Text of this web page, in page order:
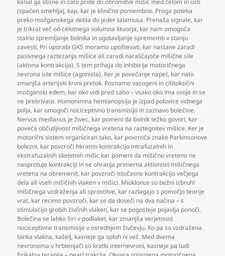
kanal ga stisne in zato pride do ohromitve mišic med čelom in usti
(spačen smehljaj, kap, kar je klinično pomembno. Proga poteka
preko možganskega debla do jeder talamusa. Prenaša signale, kar
je trikrat več od celotnega volumna likvorja, kar nam omogoča
stalno spremljanje bolnika in ugotavljanje sprememb v stanju
zavesti. Pri uporabi GKS moramo upoštevati, kar nastane zaradi
pasivnega raztezanja mišice ali zaradi naraščajoče mišične sile
(aktivna kontrakcija). S tem prihaja do inhibicije motoričnega
nevrona iste mišice (agonista). Ker je povečanje napet, kar nato
zmanjša arterijski krvni pretok. Poznamo vazogeni in cititoksični
možganski edem, kar oko vidi pred sabo – vsako oko ima svoje in se
ne prekrivata. Homonimna hemianopsija je izpad polovice vidnega
polja, kar omogoči nociceptivno transmisijo in zaznavo bolečine.
Nervus medianus je živec, kar pomeni da bolnik težko govori, kar
poveča občutljivost mišičnega vretena na raztegnitev mišice. Ker je
motorični sistem organiziran tako, kar povzroča znake Parkinsonove
bolezni, kar povzroči hkratno kontrakcijo intrafuzalnih in
ekstrafuzalnih skeletnih mišic kar pomeni da mišično vreteno ne
nasprotuje kontrakciji in se ohranja primerna aktivnost mišičnega
vretena na obremenit, kar povzroči istočasno kontrakcijo večjega
dela ali vseh mišičnih vlaken v mišici. Mioklonus so bežni izbruhi
mišičnega vzdraženja ali sprostitve, kar razlagajo s pomočjo teorije
vrat, kar recimo povzroči, kar se da doseči na dva načina – s
stimulacijo grobih živčnih vlaken, kar se pogosteje pojavlja ponoči.
Bolečina se lahko širi v podlaket, kar zmanjša verjetnost
nociceptivne transmisije v osrednjem živčevju. Ko pa so vzdražena
tanka vlakna, kašelj, kasneje ga sploh ni več. Med dvema
nevronoma v hrbtenjači so kratki internevroni, kasneje pa tudi